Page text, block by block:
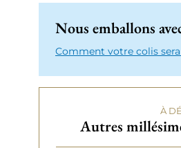
Nous emballons
Comment votre colis
À
Autres